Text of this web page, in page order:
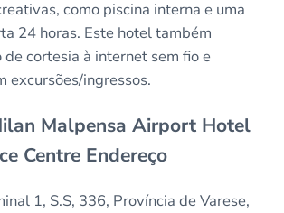
como piscina interna e uma
24 horas. Este hotel também
de cortesia à internet sem fio e
excursões/ingressos.
Malpensa Airport Hotel
Centre Endereço
1, S.S, 336, Província de Varese,